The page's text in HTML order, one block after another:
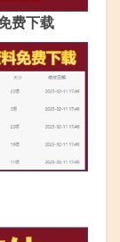
费下载